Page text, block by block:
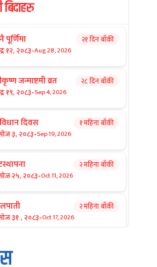
पूर्णिमा
१२, २०८३-Aug 28, 2026
२१ दिन बाँकी
जन्माष्टमी व्रत
१९, २०८३-Sep 4, 2026
२८ दिन बाँकी
दिवस
३, २०८३-Sep 19, 2026
१ महिना बाँकी
२५, २०८३-Oct 11, 2026
२ महिना बाँकी
३१ , २०८३-Oct 17, 2026
२ महिना बाँकी
सङ्क्रान्ति
१, २०८३